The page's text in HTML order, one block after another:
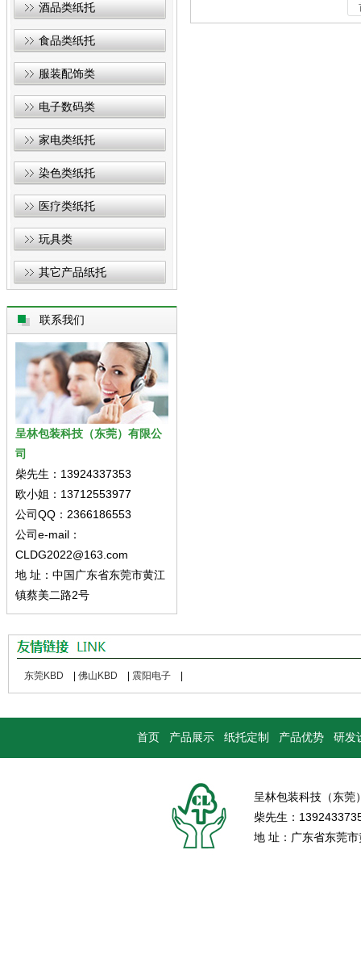
酒品类纸托
食品类纸托
服装配饰类
电子数码类
家电类纸托
染色类纸托
医疗类纸托
玩具类
其它产品纸托
联系我们
呈林包装科技（东莞）有限公
司
柴先生：13924337353
欧小姐：13712553977
公司QQ：2366186553
公司e-mail：
CLDG2022@163.com
地 址：中国广东省东莞市黄江
镇蔡美二路2号
东莞KBD 佛山KBD 震阳电子
首页 产品展示 纸托定制 产品优势 研发
呈林包装科技（东
柴先生：
地 址：广东省东莞